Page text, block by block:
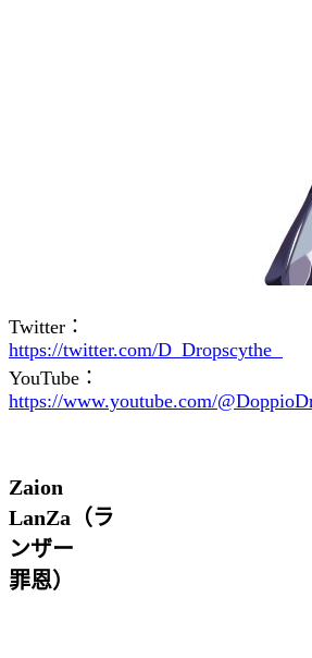
Twitter：
https://twitter.com/D_Dropscythe
YouTube：
https://www.youtube.com/
Zaion
LanZa（ラ
ンザー
罪恩）